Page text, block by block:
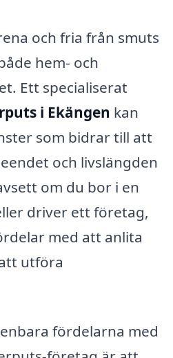
och fria från smuts
hem- och
Ett specialiserat
i Ekängen kan
som bidrar till att
och livslängden
om du bor i en
driver ett företag,
med att anlita
utföra
fördelarna med